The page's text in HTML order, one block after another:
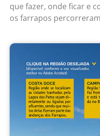
que fazer, onde ficar e
os farrapos